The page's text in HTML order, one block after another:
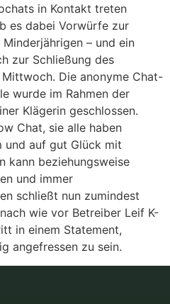
in Kontakt treten
es dabei Vorwürfe zur
– und ein
zur Schließung des
Die anonyme Chat-
wurde im Rahmen der
Klägerin geschlossen.
Chat, sie alle haben
und auf gut Glück mit
kann beziehungsweise
und immer
schließt nun zumindest
wie vor Betreiber Leif K-
in einem Statement,
angefressen zu sein.